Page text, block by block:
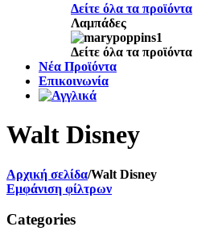
Δείτε όλα τα προϊόντα
Λαμπάδες
Δείτε όλα τα προϊόντα
Νέα Προϊόντα
Επικοινωνία
Walt Disney
Αρχική σελίδα/Walt Disney
Εμφάνιση φίλτρων
Categories